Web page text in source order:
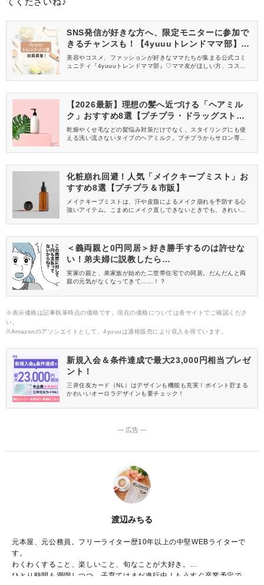
SNS発信が好きな方へ、限定モニターに参加で
きるチャンスも！【4yuuuトレンドママ部】部
員募集中
美容やコスメ、ファッションが好きなママたちが集まる公式コミ
ュニティ『4yuuuトレンドママ部』♡ママ友がほしい方、コスメサ
信してくれる方を募集しています！
【2026最新】理想の髪へ近づける「ヘアミル
ク」おすすめ8選【プチプラ・ドラッグストア
で買える！】
乾燥やくせ毛などの髪悩み対策だけでなく、スタイリングにも使
える洗い流さないタイプのヘアミルク。プチプラからサロン専売
見つけるのは、なかなか難しいですよね。そこで今回は、ドラッ
した。選び方や使い方とあわせて自分にぴったりのヘアミルクを
見つける参考にしてくださいね♪
化粧崩れ回避！人気「メイクキープミスト」お
すすめ8選【プチプラ＆市販】
メイクキープミストは、汗や皮脂によるメイク崩れを予防する心
強いアイテム。こまめにメイク直しできないときでも、きれいな
クキープミストを8つ比較してみました！
＜義両親と0円同居＞好き勝手するのは許せな
い！弟夫婦に説教したら…
実家の親と、弟家族が始めた二世帯住宅での同居。だんだんと両
親の元気がなくなってきて……！？
※表示価格は記事執筆時点の価格です。現在の価格については各サイトでご確認くださ
い。
※Amazonのアソシエイトとして、4yuuuは適格販売により収入を得ています。
新規入会＆条件達成で最大23,000円相当プレゼ
ント！
三井住友カード（NL）はデザインも機能も充実！ポイント貯まる
かわいいオーロラデザインも要チェック！
― 広告 ―
渡辺みちる
元本屋、元公務員。フリーライター歴10年以上の中堅WEBライターで
す。
わくわくすること、楽しいこと、旬なことが大好き。
ひとり時間も満喫しつつ、子育てはまだ進行中！もうすぐ卒業予定で